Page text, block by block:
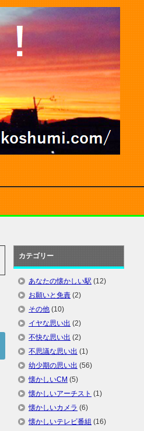
カテゴリー
あなたの懐かしい駅 (12)
お願いと免責 (2)
その他 (10)
イヤな思い出 (2)
不快な思い出 (2)
不思議な思い出 (1)
幼少期の思い出 (56)
懐かしいCM (5)
懐かしいアーチスト (1)
懐かしいカメラ (6)
懐かしいテレビ番組 (16)